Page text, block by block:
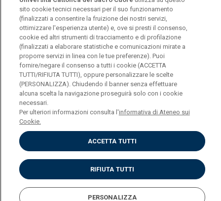
Università Cattolica del Sacro Cuore
Largo A. Gemelli, 1 - 20123 Milano
Privacy
Cookies
Impostazione dei Cookies
sito cookie tecnici necessari per il suo funzionamento
(finalizzati a consentire la fruizione dei nostri servizi,
ottimizzare l'esperienza utente) e, ove si presti il consenso,
cookie ed altri strumenti di tracciamento e di profilazione
(finalizzati a elaborare statistiche e comunicazioni mirate a
proporre servizi in linea con le tue preferenze). Puoi
fornire/negare il consenso a tutti i cookie (ACCETTA
TUTTI/RIFIUTA TUTTI), oppure personalizzare le scelte
(PERSONALIZZA). Chiudendo il banner senza effettuare
alcuna scelta la navigazione proseguirà solo con i cookie
necessari.
Per ulteriori informazioni consulta l'informativa di Ateneo sui
Cookie.
ACCETTA TUTTI
RIFIUTA TUTTI
PERSONALIZZA